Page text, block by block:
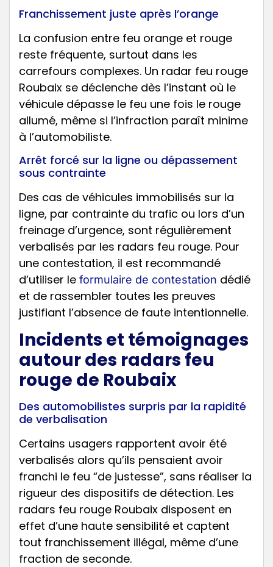
Franchissement juste après l’orange
La confusion entre feu orange et rouge
reste fréquente, surtout dans les
carrefours complexes. Un radar feu rouge
Roubaix se déclenche dès l’instant où le
véhicule dépasse le feu une fois le rouge
allumé, même si l’infraction paraît minime
à l’automobiliste.
Arrêt forcé sur la ligne ou dépassement
sous contrainte
Des cas de véhicules immobilisés sur la
ligne, par contrainte du trafic ou lors d’un
freinage d’urgence, sont régulièrement
verbalisés par les radars feu rouge. Pour
une contestation, il est recommandé
d’utiliser le formulaire de contestation dédié
et de rassembler toutes les preuves
justifiant l’absence de faute intentionnelle.
Incidents et témoignages
autour des radars feu
rouge de Roubaix
Des automobilistes surpris par la rapidité
de verbalisation
Certains usagers rapportent avoir été
verbalisés alors qu’ils pensaient avoir
franchi le feu “de justesse”, sans réaliser la
rigueur des dispositifs de détection. Les
radars feu rouge Roubaix disposent en
effet d’une haute sensibilité et captent
tout franchissement illégal, même d’une
fraction de seconde.